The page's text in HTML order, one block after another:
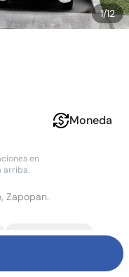
1/12
en
arriba.
Moneda
Zapopan.
3recámaras